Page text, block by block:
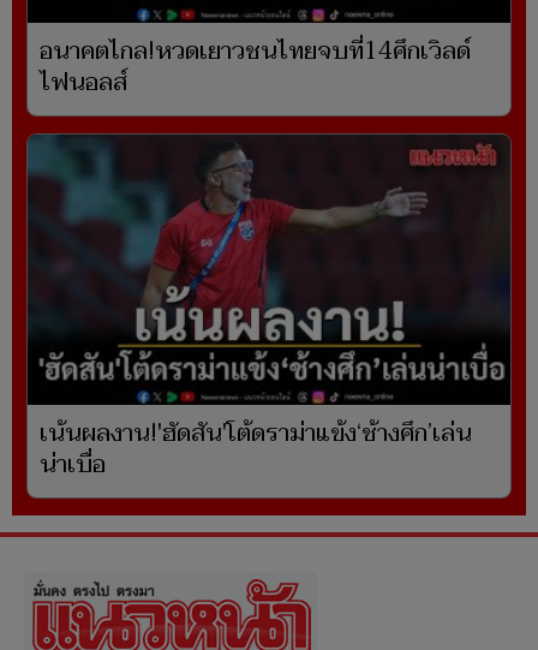
อนาคตไกล!หวดเยาวชนไทยจบที่14ศึกเวิลด์
ไฟนอลส์
เน้นผลงาน!'ฮัดสัน'โต้ดราม่าแข้ง‘ช้างศึก’เล่น
น่าเบื่อ